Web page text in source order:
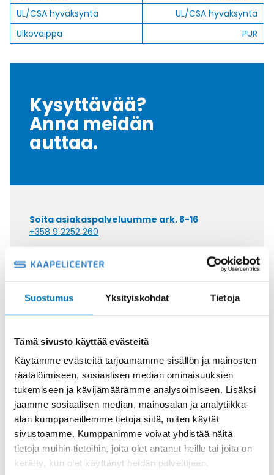
Suostumus Yksityiskohdat Tietoja
Tämä sivusto käyttää evästeitä
Käytämme evästeitä tarjoamamme sisällön ja mainosten
räätälöimiseen, sosiaalisen median ominaisuuksien
tukemiseen ja kävijämäärämme analysoimiseen. Lisäksi
jaamme sosiaalisen median, mainosalan ja analytiikka-
alan kumppaneillemme tietoja siitä, miten käytät
sivustoamme. Kumppanimme voivat yhdistää näitä
tietoja muihin tietoihin, joita olet antanut heille tai joita on
kerätty, kun olet käyttänyt heidän palvelujaan.
UL/CSA hyväksyntä
UL/CSA hyväksyntä
Ulkovaippa
PUR
Kysyttävää?
Anna meidän
auttaa.
Soita asiakaspalveluumme ark. 8-16
+358 9 2252 260
Tai lähetä sähköpostia
Saman kaapelin eri versiot
Ketjukaapeli KAWEFLEX 6120 SK-
PUR UL/CSA 4G16 (AWG6)
Ketjukaapeli KAWEFLEX 6120 SK-